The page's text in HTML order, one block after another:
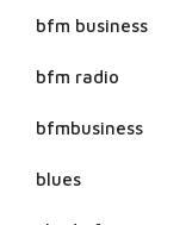
bfm business
bfm radio
bfmbusiness
blues